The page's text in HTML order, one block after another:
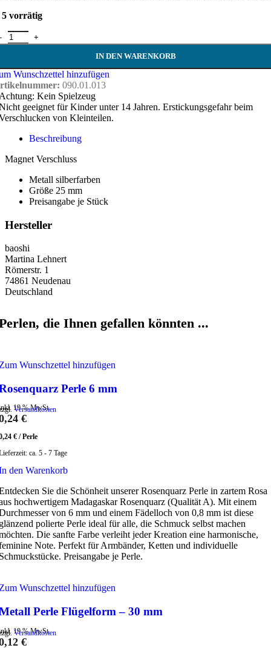
5 vorrätig
Verschluss - 25 mm Menge
IN DEN WARENKORB
Wunschzettel hinzufügen
090.01.013
Kein Spielzeug
geeignet für Kinder unter 14 Jahren. Erstickungsgefahr beim
von Kleinteilen.
Beschreibung
Magnet Verschluss
Metall silberfarben
Größe 25 mm
Preisangabe je Stück
Hersteller
baoshi
Martina Lehnert
Römerstr. 1
74861 Neudenau
Deutschland
die Ihnen gefallen könnten ...
Wunschzettel hinzufügen
Perle 6 mm
19 % MwSt.
Versandkosten
€
€ /Perle
ca. 5 - 7 Tage
den Warenkorb
Sie die Schönheit unserer Rosenquarz Perle in zartem Rosa
hochwertigem Madagaskar Rosenquarz (Qualität A). Mit einem
von 6 mm und einem Fädelloch von 0,8 mm ist diese
polierte Perle ideal für alle, die Schmuck selbst machen
Die sanfte Farbe verleiht jeder Kreation eine harmonische,
Note. Perfekt für Armbänder, Ketten und individuelle
Preisangabe je Perle.
Wunschzettel hinzufügen
Perle Flügelform – 30 mm
19 % MwSt.
Versandkosten
€